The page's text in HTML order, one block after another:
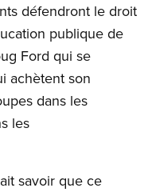
défendront le droit
publique de
Ford qui se
achètent son
dans les
les
savoir que ce